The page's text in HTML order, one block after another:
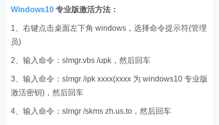
Windows10 专业版激活方法：
1、右键点击桌面左下角 windows，选择命令提示符(管理
员)
2、输入命令：slmgr.vbs /upk，然后回车
3、输入命令：slmgr /ipk xxxx(xxxx 为 windows10 专业版
激活密钥)，然后回车
4、输入命令：slmgr /skms zh.us.to，然后回车